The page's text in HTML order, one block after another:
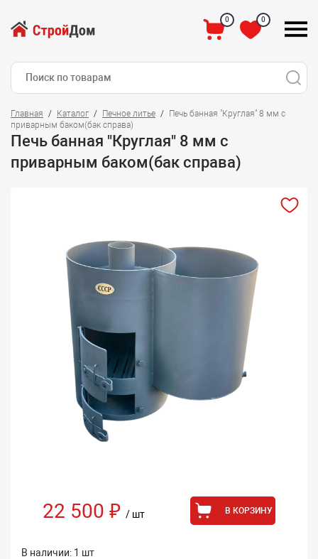
0 0
Главная Каталог Печное литье
Печь банная "Круглая" 8 мм с
приварным баком(бак справа)
Печь банная "Круглая" 8 мм с
приварным баком(бак справа)
22 500 ₽ / шт В КОРЗИНУ
В наличии: 1 шт